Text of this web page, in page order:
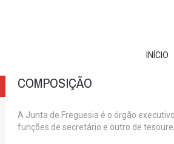
INÍCIO
COMPOSIÇÃO
A Junta de Freguesia é o órgão
funções de secretário e outro de